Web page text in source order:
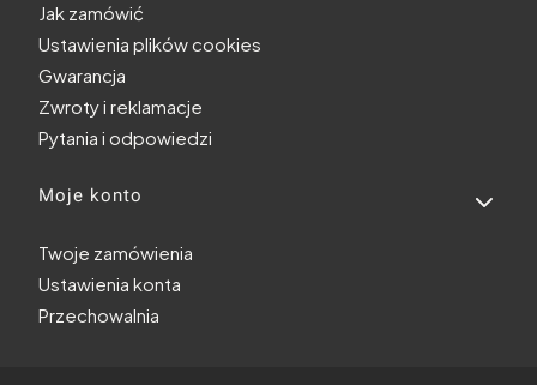
Jak zamówić
Ustawienia plików cookies
Gwarancja
Zwroty i reklamacje
Pytania i odpowiedzi
Moje konto
Twoje zamówienia
Ustawienia konta
Przechowalnia